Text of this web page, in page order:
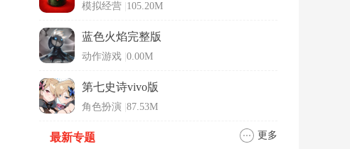
模拟经营 105.20M
蓝色火焰完整版
动作游戏 0.00M
第七史诗vivo版
角色扮演 87.53M
最新专题 更多